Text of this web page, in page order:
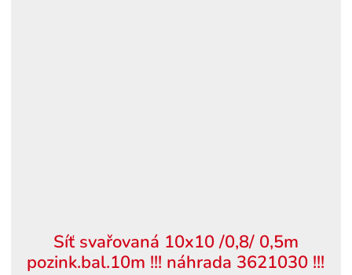
Síť svařovaná 10x10 /0,8/ 0,5m
pozink.bal.10m !!! náhrada 3621030 !!!